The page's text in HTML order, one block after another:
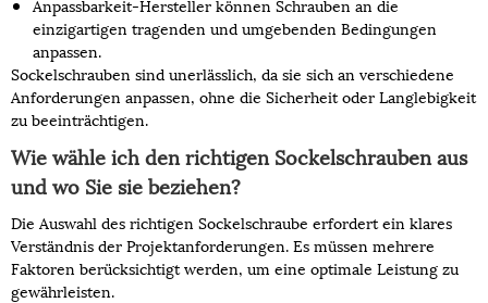
Anpassbarkeit-Hersteller können Schrauben an die
einzigartigen tragenden und umgebenden Bedingungen
anpassen.
Sockelschrauben sind unerlässlich, da sie sich an verschiedene
Anforderungen anpassen, ohne die Sicherheit oder Langlebigkeit
zu beeinträchtigen.
Wie wähle ich den richtigen Sockelschrauben aus
und wo Sie sie beziehen?
Die Auswahl des richtigen Sockelschraube erfordert ein klares
Verständnis der Projektanforderungen. Es müssen mehrere
Faktoren berücksichtigt werden, um eine optimale Leistung zu
gewährleisten.